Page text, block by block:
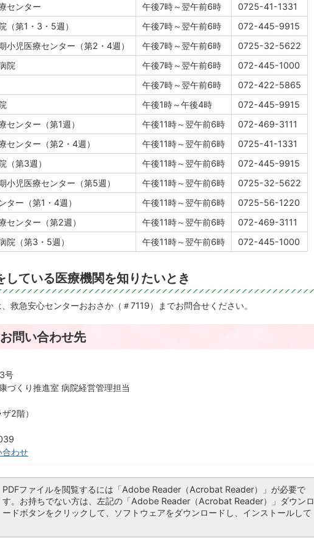
センター 午後7時～翌午前6時
0725-41-1331
（第1・3・5週） 午後7時～翌午前6時
072-445-9915
小児医療センター（第2・4週） 午後7時～翌午前6時
0725-32-5622
院 午後7時～翌午前6時
072-445-1000
午後7時～翌午前6時
072-422-5865
午後1時～午後4時
072-445-9915
センター（第1週） 午後11時～翌午前6時
072-469-3111
センター（第2・4週） 午後11時～翌午前6時
0725-41-1331
（第3週） 午後11時～翌午前6時
072-445-9915
小児医療センター（第5週） 午後11時～翌午前6時
0725-32-5622
ター（第1・4週） 午後11時～翌午前6時
0725-56-1220
センター（第2週） 午後11時～翌午前6時
072-469-3111
院（第3・5週） 午後11時～翌午前6時 072-445-1000
している医療機関を知りたいとき
救急安心センターおおさか（＃7119）までお問合せください。
問い合わせ先
号
づくり推進室 病院経営管理担当
2階）
合わせ
PDFファイルを閲覧するには「Adobe Reader（Acrobat Reader）」が必要で
す。お持ちでない方は、左記の「Adobe Reader（Acrobat Reader）」ダウンロ
ードボタンをクリックして、ソフトウェアをダウンロードし、インストールして